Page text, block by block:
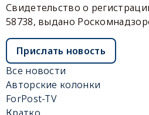
Свидетельство о
58738, выдано
Прислать новость
Все новости
Авторские колонки
ForPost-TV